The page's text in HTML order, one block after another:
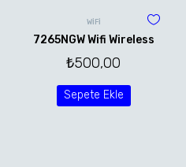
WİFİ
7265NGW Wifi Wireless
₺500,00
Sepete Ekle